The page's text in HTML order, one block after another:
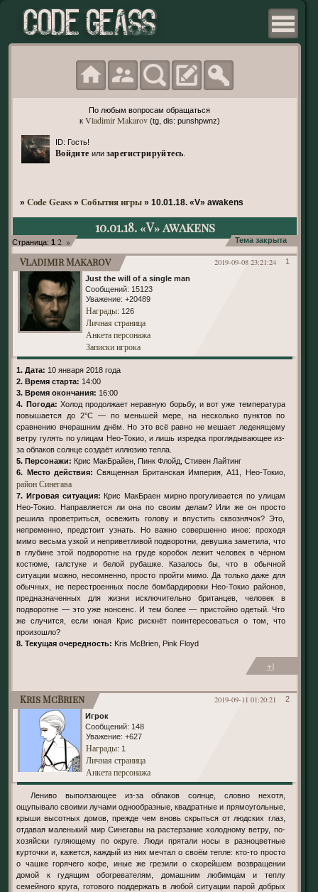
По любым вопросам обращаться
к Vladimir Makarov(tg, dis: punshpwnz)
ID: Гость!
Войдите или зарегистрируйтесь
» Code Geass » События игры » 10.01.18. «V» awakens
10.01.18. «V» awakens
Страница: 1 2 » Тема закрыта
1
2019-09-08 23:21:24
Vladimir Makarov
Just the will of a single man
Сообщений: 15123
Уважение: +20489
Награды: 126
Личная страница
Анкета персонажа
Записки игрока
1. Дата: 10 января 2018 года
2. Время старта: 14:00
3. Время окончания: 16:00
4. Погода: Холод продолжает неравную борьбу, и вот уже температура
повышается до 2°С — по меньшей мере, на несколько пунктов по
сравнению вчерашним днём. Но это всё равно не мешает леденящему
ветру гулять по улицам Нео-Токио, и лишь изредка проглядывающее из-
за облаков солнце создаёт иллюзию тепла.
5. Персонажи: Крис МакБрайен, Пинк Флойд, Стивен Лайтинг
6. Место действия: Священная Британская Империя, А11, Нео-Токио,
район Синегава
7. Игровая ситуация: Крис МакБраен мирно прогуливается по улицам
Нео-Токио. Направляется ли она по своим делам? Или же он просто
решила проветриться, освежить голову и впустить сквознячок? Это,
непременно, предстоит узнать. Но важно совершенно иное: проходя
мимо весьма узкой и неприветливой подворотни, девушка заметила, что
в глубине этой подворотне на груде коробок лежит человек в чёрном
костюме, галстуке и белой рубашке. Казалось бы, что в обычной
ситуации можно, несомненно, просто пройти мимо. Да только даже для
обычных, не перестроенных после бомбардировки Нео-Токио районов,
предназначенных для жизни исключительно британцев, человек в
подворотне — это уже нонсенс. И тем более — пристойно одетый. Что
же случится, если юная Крис рискнёт поинтересоваться о том, что
произошло?
8. Текущая очередность: Kris McBrien, Pink Floyd
+1
2
2019-09-11 01:20:21
Kris McBrien
Игрок
Сообщений: 148
Уважение: +627
Награды: 1
Личная страница
Анкета персонажа
Лениво выползающее из-за облаков солнце, словно нехотя,
ощупывало своими лучами однообразные, квадратные и прямоугольные,
крыши высотных домов, прежде чем вновь скрыться от людских глаз,
отдавая маленький мир Синегавы на растерзание холодному ветру, по-
хозяйски гуляющему по округе. Люди прятали носы в разноцветные
курточки и, кажется, каждый из них мечтал о своём тепле: кто-то просто
о чашке горячего кофе, иные же грезили о скорейшем возвращении
домой к гудящим обогревателям, домашним любимцам и теплу
семейного круга, готового поддержать в любой ситуации парой добрых